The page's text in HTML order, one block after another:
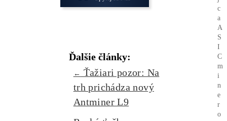
Koľko minere
Elektrine?
Ťažba vs Nákup
Burze? Čo zarobí Viac?
Ako Vybraťsprávny miner?